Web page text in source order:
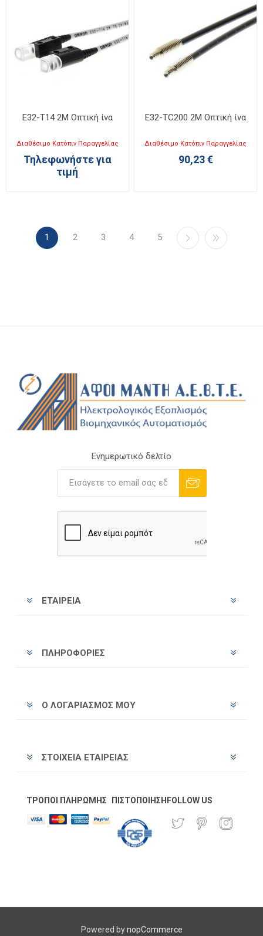
E32-T14 2M Οπτική ίνα
Διαθέσιμο Κατόπιν Παραγγελίας
Τηλεφωνήστε για
τιμή
E32-TC200 2M Οπτική ίνα
Διαθέσιμο Κατόπιν Παραγγελίας
90,23 €
1 2 3 4 5
Ενημερωτικό δελτίο
ΕΤΑΙΡΕΊΑ
ΠΛΗΡΟΦΟΡΊΕΣ
Ο ΛΟΓΑΡΙΑΣΜΌΣ ΜΟΥ
ΣΤΟΙΧΕΊΑ ΕΤΑΙΡΕΊΑΣ
ΤΡΌΠΟΙ ΠΛΗΡΩΜΉΣ ΠΙΣΤΟΠΟΊΗΣΗ FOLLOW US
Powered bynopCommerce